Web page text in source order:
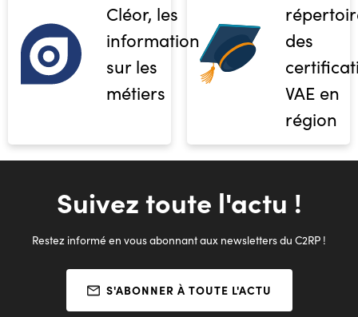
Cléor, les
informations
sur les
métiers
des
VAE en
région
Suivez toute l'actu !
Restez informé en vous abonnant aux newsletters du C2RP !
S'ABONNER À TOUTE L'ACTU